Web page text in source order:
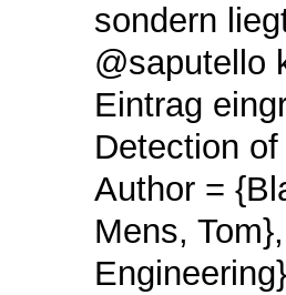
sondern
@saputello
Eintrag
Detection
Author =
Mens,